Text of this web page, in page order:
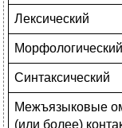
Лексический
Морфологический
Синтаксический
Межъязыковые
(или более)